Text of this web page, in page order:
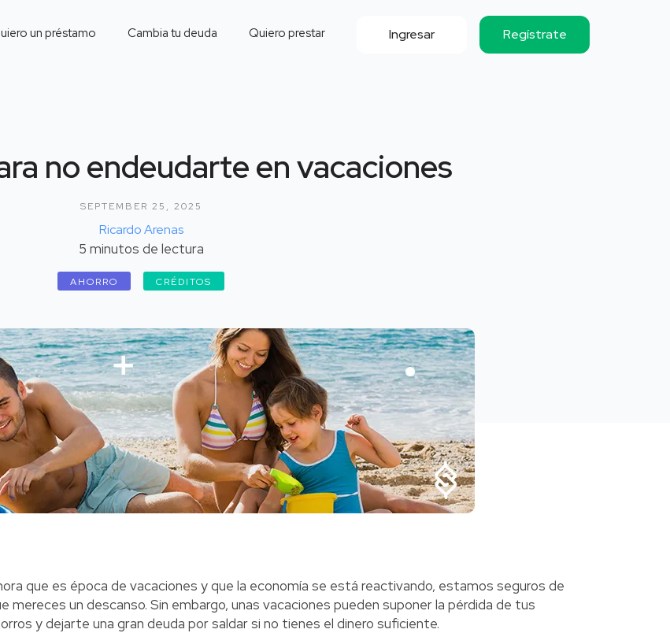
un préstamo Cambia tu deuda Quiero prestar Ingresar Regístrate
no endeudarte en vacaciones
SEPTEMBER 25, 2025
Ricardo Arenas
5 minutos de lectura
AHORRO CRÉDITOS
que es época de vacaciones y que la economía se está reactivando, estamos seguros de
mereces un descanso. Sin embargo, unas vacaciones pueden suponer la pérdida de tus
y dejarte una gran deuda por saldar si no tienes el dinero suficiente.